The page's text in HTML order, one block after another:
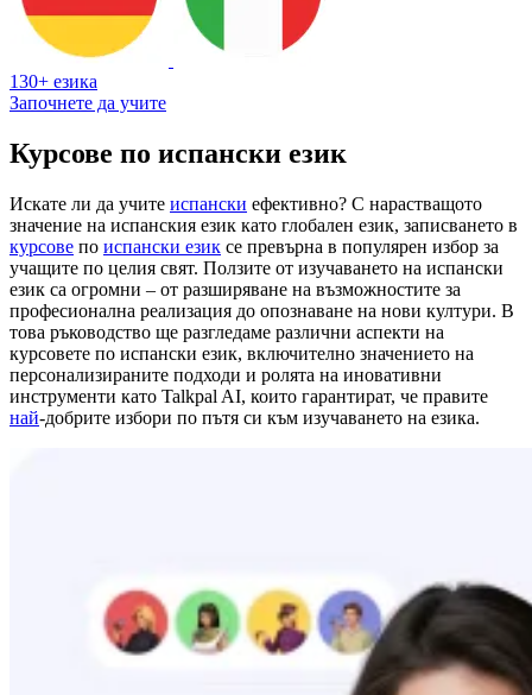
130+ езика
Започнете да учите
Курсове по испански език
Искате ли да учите испански ефективно? С нарастващото
значение на испанския език като глобален език, записването в
курсове по испански език се превърна в популярен избор за
учащите по целия свят. Ползите от изучаването на испански
език са огромни – от разширяване на възможностите за
професионална реализация до опознаване на нови култури. В
това ръководство ще разгледаме различни аспекти на
курсовете по испански език, включително значението на
персонализираните подходи и ролята на иновативни
инструменти като Talkpal AI, които гарантират, че правите
най-добрите избори по пътя си към изучаването на езика.